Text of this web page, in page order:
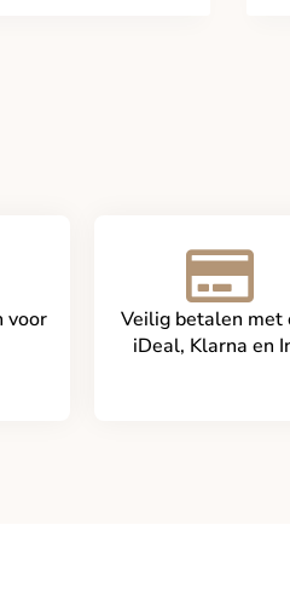
voor
Veilig betalen met
iDeal, Klarna en